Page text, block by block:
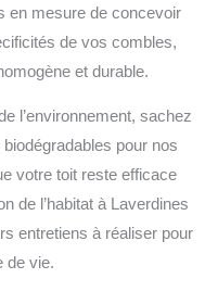
en mesure de concevoir
de vos combles,
et durable.
l’environnement, sachez
pour nos
votre toit reste efficace
de l’habitat à Laverdines
entretiens à réaliser pour
de vie.